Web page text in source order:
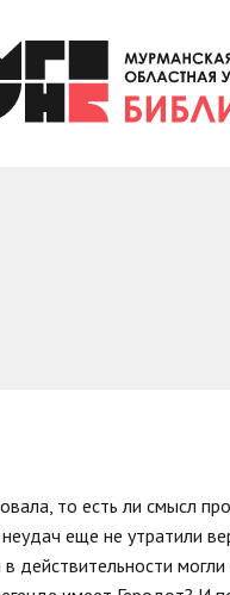
то есть ли смысл
еще не утратили
действительности